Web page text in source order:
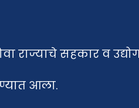
राज्याचे सहकार व
आला.